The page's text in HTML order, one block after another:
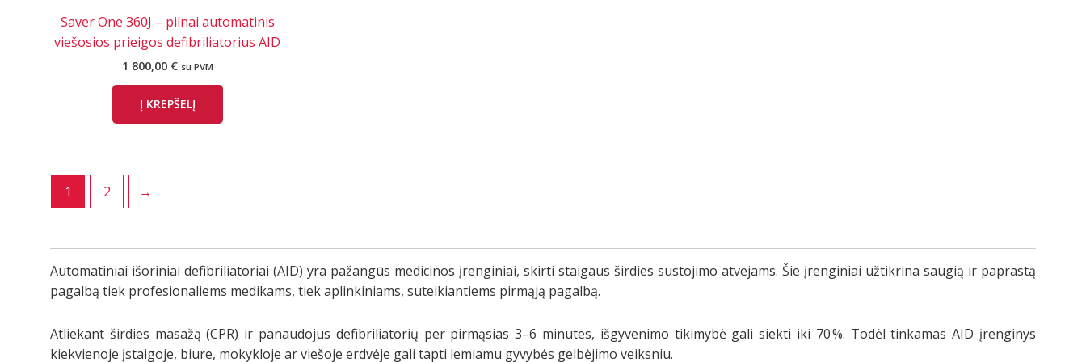
Saver One 360J – pilnai automatinis
viešosios prieigos defibriliatorius AID
1 800,00 € su PVM
Į KREPŠELĮ
1 2 →
Automatiniai išoriniai defibriliatoriai (AID) yra pažangūs medicinos įrenginiai, skirti staigaus širdies sustojimo atvejams. Šie įrenginiai užtikrina saugią ir paprastą
pagalbą tiek profesionaliems medikams, tiek aplinkiniams, suteikiantiems pirmąją pagalbą.
Atliekant širdies masažą (CPR) ir panaudojus defibriliatorių per pirmąsias 3–6 minutes, išgyvenimo tikimybė gali siekti iki 70 %. Todėl tinkamas AID įrenginys
kiekvienoje įstaigoje, biure, mokykloje ar viešoje erdvėje gali tapti lemiamu gyvybės gelbėjimo veiksniu.